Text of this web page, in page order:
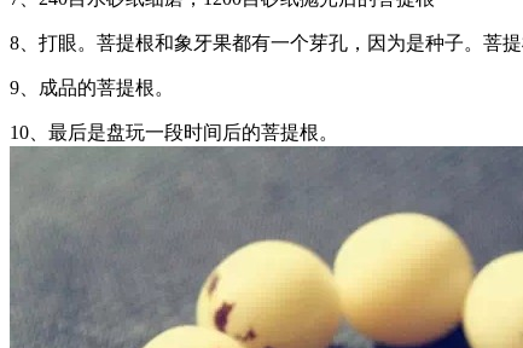
8、打眼。菩提根和象牙果都有一个芽孔，因为是种子。菩
9、成品的菩提根。
10、最后是盘玩一段时间后的菩提根。